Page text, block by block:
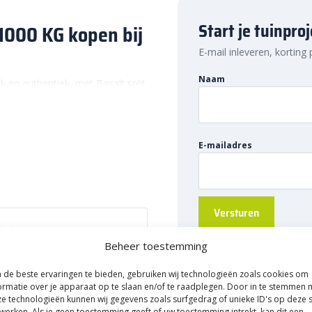
Beheer toestemming
de beste ervaringen te bieden, gebruiken wij technologieën zoals cookies om
over je apparaat op te slaan en/of te raadplegen. Door in te stemmen
technologieën kunnen wij gegevens zoals surfgedrag of unieke ID's op deze
KG kopen bij
authentiek, met Basalt split
perfect bij elke tuinstijl.
aan een milieuvriendelijke
steentjes naar de
voor optimale groei van
je hier een pad doorheen
Je kan het namelijk voor nog
decoratieve toevoeging aan
van een vijver of een
perfect voor het aanleggen
voor. Kortom: wat je ook
Start je
E-mail inleveren, korting
Naam
E-mailadres